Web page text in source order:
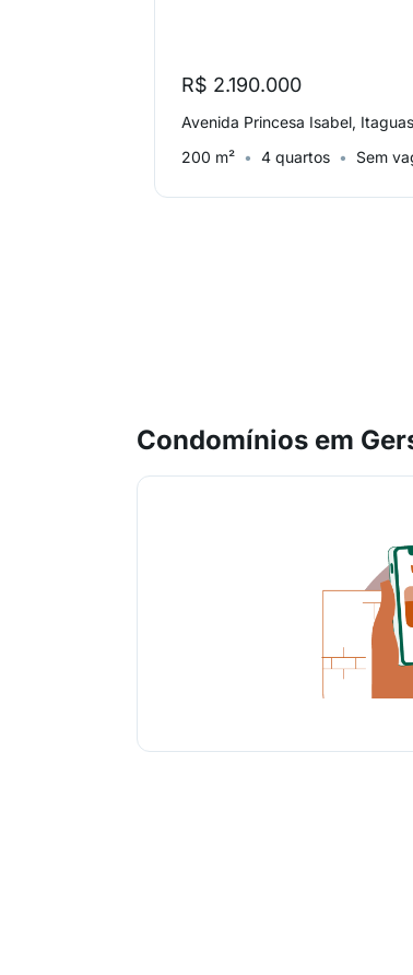
R$ 2.190.000
Avenida Princesa Isabel,
200 m²
4 quartos Sem
Condomínios em